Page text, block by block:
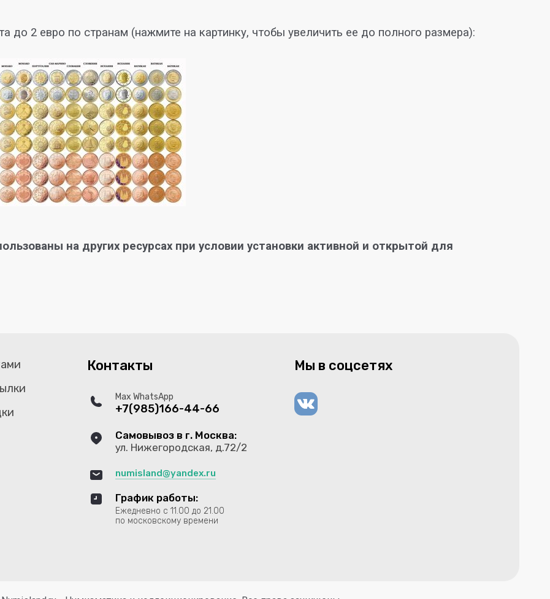
до 2 евро по странам (нажмите на картинку, чтобы увеличить ее до полного размера):
на других ресурсах при условии установки активной и открытой для
Контакты
Max WhatsApp
+7(985)166-44-66
Самовывоз в г. Москва:
ул. Нижегородская, д.72/2
numisland@yandex.ru
График работы:
Ежедневно с 11.00 до 21.00
по московскому времени
Мы в соцсетях